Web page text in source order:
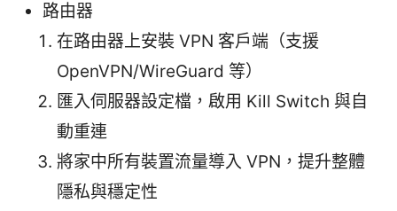
路由器
在路由器上安裝 VPN 客戶端（支援
OpenVPN/WireGuard 等）
匯入伺服器設定檔，啟用 Kill Switch 與自
動重連
將家中所有裝置流量導入 VPN，提升整體
隱私與穩定性